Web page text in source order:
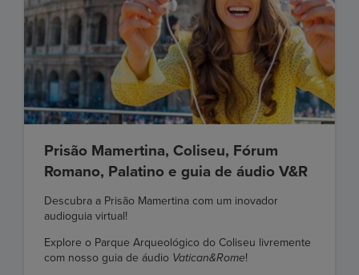
Prisão Mamertina, Coliseu, Fórum
Romano, Palatino e guia de áudio V&R
Descubra a Prisão Mamertina com um inovador
audioguia virtual!
Explore o Parque Arqueológico do Coliseu livremente
com nosso guia de áudio Vatican&Rome!